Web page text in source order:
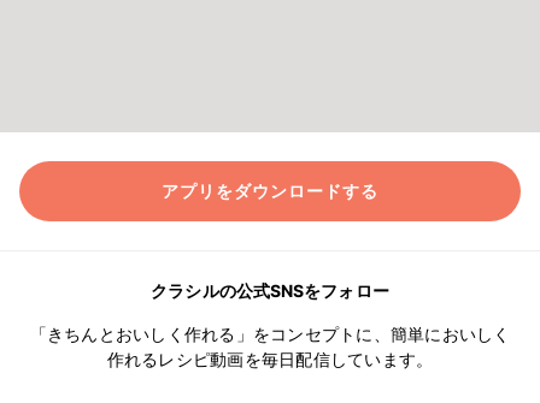
アプリをダウンロードする
クラシルの公式SNSをフォロー
「きちんとおいしく作れる」をコンセプトに、簡単においしく
作れるレシピ動画を毎日配信しています。